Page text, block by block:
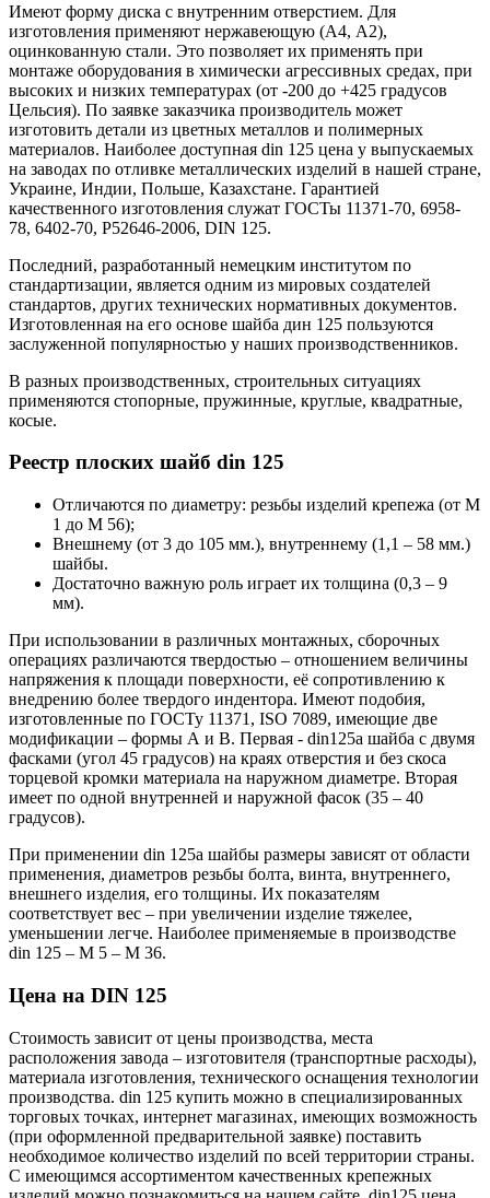
Имеют форму диска с внутренним отверстием. Для
изготовления применяют нержавеющую (А4, А2),
оцинкованную стали. Это позволяет их применять при
монтаже оборудования в химически агрессивных средах, при
высоких и низких температурах (от -200 до +425 градусов
Цельсия). По заявке заказчика производитель может
изготовить детали из цветных металлов и полимерных
материалов. Наиболее доступная din 125 цена у выпускаемых
на заводах по отливке металлических изделий в нашей стране,
Украине, Индии, Польше, Казахстане. Гарантией
качественного изготовления служат ГОСТы 11371-70, 6958-
78, 6402-70, Р52646-2006, DIN 125.
Последний, разработанный немецким институтом по
стандартизации, является одним из мировых создателей
стандартов, других технических нормативных документов.
Изготовленная на его основе шайба дин 125 пользуются
заслуженной популярностью у наших производственников.
В разных производственных, строительных ситуациях
применяются стопорные, пружинные, круглые, квадратные,
косые.
Реестр плоских шайб din 125
Отличаются по диаметру: резьбы изделий крепежа (от М
1 до М 56);
Внешнему (от 3 до 105 мм.), внутреннему (1,1 – 58 мм.)
шайбы.
Достаточно важную роль играет их толщина (0,3 – 9
мм).
При использовании в различных монтажных, сборочных
операциях различаются твердостью – отношением величины
напряжения к площади поверхности, её сопротивлению к
внедрению более твердого индентора. Имеют подобия,
изготовленные по ГОСТу 11371, ISO 7089, имеющие две
модификации – формы А и В. Первая - din125a шайба с двумя
фасками (угол 45 градусов) на краях отверстия и без скоса
торцевой кромки материала на наружном диаметре. Вторая
имеет по одной внутренней и наружной фасок (35 – 40
градусов).
При применении din 125a шайбы размеры зависят от области
применения, диаметров резьбы болта, винта, внутреннего,
внешнего изделия, его толщины. Их показателям
соответствует вес – при увеличении изделие тяжелее,
уменьшении легче. Наиболее применяемые в производстве
din 125 – М 5 – М 36.
Цена на DIN 125
Стоимость зависит от цены производства, места
расположения завода – изготовителя (транспортные расходы),
материала изготовления, технического оснащения технологии
производства. din 125 купить можно в специализированных
торговых точках, интернет магазинах, имеющих возможность
(при оформленной предварительной заявке) поставить
необходимое количество изделий по всей территории страны.
С имеющимся ассортиментом качественных крепежных